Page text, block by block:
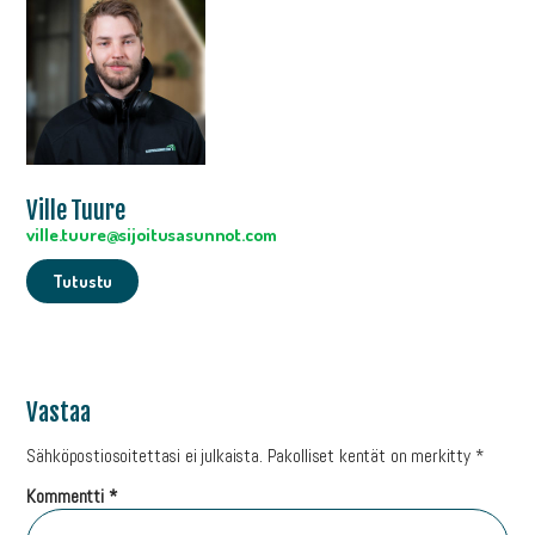
Ville Tuure
ville.tuure@sijoitusasunnot.com
Tutustu
Vastaa
Sähköpostiosoitettasi ei julkaista. Pakolliset kentät on merkitty *
Kommentti *